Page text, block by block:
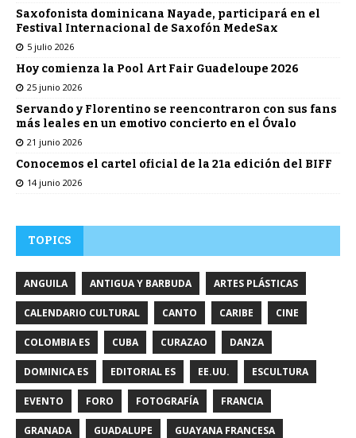
Saxofonista dominicana Nayade, participará en el
Festival Internacional de Saxofón MedeSax
5 julio 2026
Hoy comienza la Pool Art Fair Guadeloupe 2026
25 junio 2026
Servando y Florentino se reencontraron con sus fans
más leales en un emotivo concierto en el Óvalo
21 junio 2026
Conocemos el cartel oficial de la 21a edición del BIFF
14 junio 2026
TOPICS
ANGUILA ANTIGUA Y BARBUDA ARTES PLÁSTICAS
CALENDARIO CULTURAL CANTO CARIBE CINE
COLOMBIA ES CUBA CURAZAO DANZA
DOMINICA ES EDITORIAL ES EE.UU. ESCULTURA
EVENTO FORO FOTOGRAFÍA FRANCIA
GRANADA GUADALUPE GUAYANA FRANCESA